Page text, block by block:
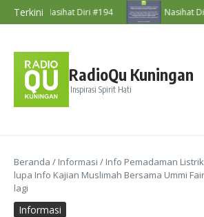
Lewati ke konten
TerkiniNasihat Diri #194 Nasihat
RadioQu Kuningan
Inspirasi Spirit Hati
Beranda / Informasi / Info Pemadaman
lupa Info Kajian Muslimah Bersama Ummi
lagi
Informasi